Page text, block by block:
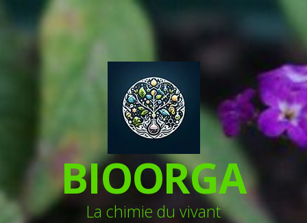
BIOORGA
La chimie du vivant